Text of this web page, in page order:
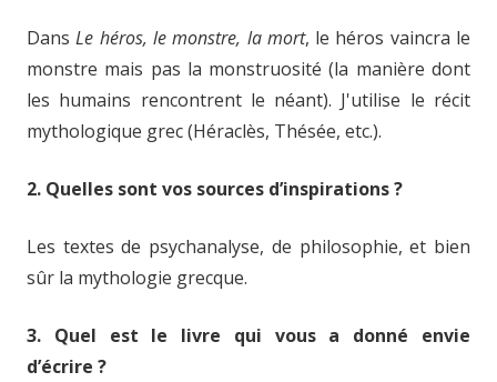
DansLe héros, le monstre, la mort, le héros vaincra le
monstre mais pas la monstruosité (la manière dont
les humains rencontrent le néant). J'utilise le récit
mythologique grec (Héraclès, Thésée, etc.).
2. Quelles sont vos sources d’inspirations ?
Les textes de psychanalyse, de philosophie, et bien
sûr la mythologie grecque.
3. Quel est le livre qui vous a donné envie
d’écrire ?